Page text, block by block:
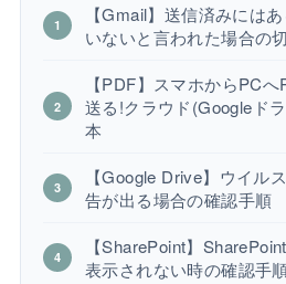
【Gmail】送信済みには
いないと言われた場合の
【PDF】スマホからPC
送る!クラウド(Googleド
本
【Google Drive】ウイル
告が出る場合の確認手順
【SharePoint】
表示されない時の確認手